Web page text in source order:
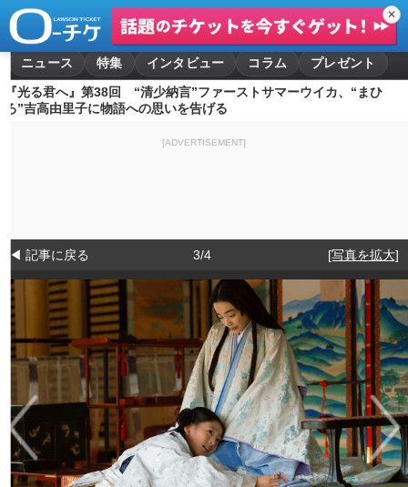
✕
ニュース 特集 インタビュー コラム
プレゼント
『光る君へ』第38回 “清少納言”ファーストサマーウイカ、“まひ
ろ”吉高由里子に物語への思いを告げる
[ADVERTISEMENT]
◀ 記事に戻る 3/4 [写真を拡大]